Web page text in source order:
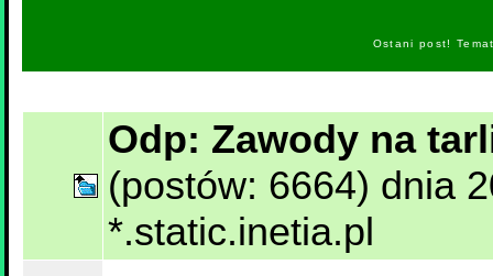
Ostani post!
Odp: Zawody na
(postów: 6664) dnia
*.static.inetia.pl